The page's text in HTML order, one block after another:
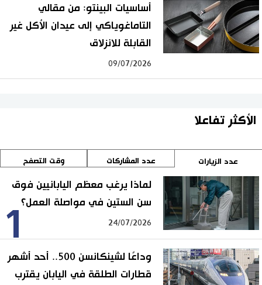
أساسيات البينتو: من مقالي
التاماغوياكي إلى عيدان الأكل غير
القابلة للانزلاق
09/07/2026
الأكثر تفاعلا
عدد الزيارات عدد المشاركات وقت التصفح
1
لماذا يرغب معظم اليابانيين فوق
سن الستين في مواصلة العمل؟
24/07/2026
وداعًا لشينكانسن 500.. أحد أشهر
قطارات الطلقة في اليابان يقترب